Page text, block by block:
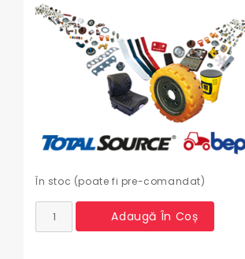
În stoc (poate fi pre-comandat)
Cantitate
Camasa
Adaugă În Coș